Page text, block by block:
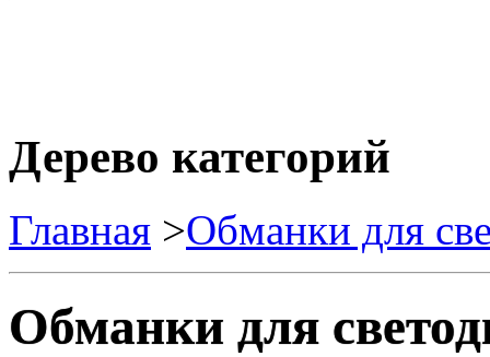
Дерево категорий
Главная >Обманки для
Обманки для